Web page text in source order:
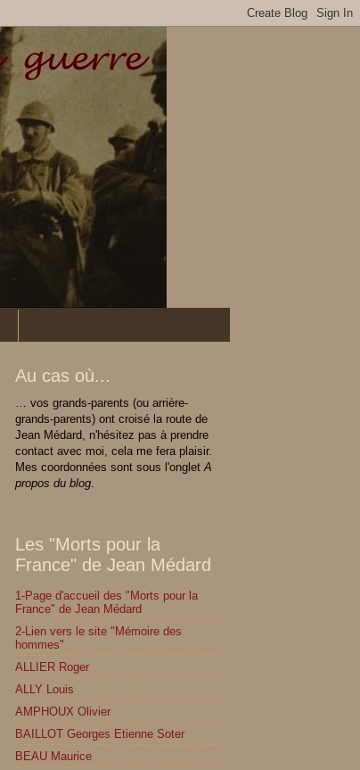
Au cas où...
… vos grands-parents (ou arrière-
grands-parents) ont croisé la route de
Jean Médard, n'hésitez pas à prendre
contact avec moi, cela me fera plaisir.
Mes coordonnées sont sous l'ongletA
propos du blog.
Les "Morts pour la
France" de Jean Médard
1-Page d'accueil des "Morts pour la
France" de Jean Médard
2-Lien vers le site "Mémoire des
hommes"
ALLIER Roger
ALLY Louis
AMPHOUX Olivier
BAILLOT Georges Etienne Soter
BEAU Maurice